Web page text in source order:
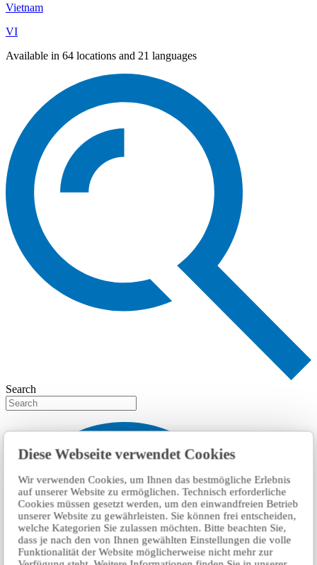
Diese Webseite verwendet Cookies
Wir verwenden Cookies, um Ihnen das bestmögliche Erlebnis
auf unserer Website zu ermöglichen. Technisch erforderliche
Cookies müssen gesetzt werden, um den einwandfreien Betrieb
unserer Website zu gewährleisten. Sie können frei entscheiden,
welche Kategorien Sie zulassen möchten. Bitte beachten Sie,
dass je nach den von Ihnen gewählten Einstellungen die volle
Funktionalität der Website möglicherweise nicht mehr zur
Vietnam
VI
Available in 64 locations and 21 languages
Search